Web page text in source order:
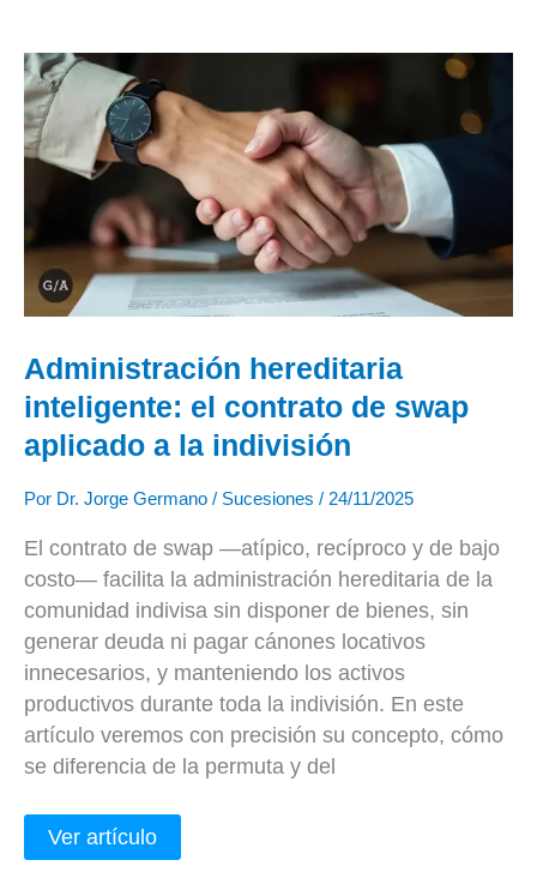
Administración hereditaria
inteligente: el contrato de swap
aplicado a la indivisión
Por Dr. Jorge Germano / Sucesiones / 24/11/2025
El contrato de swap —atípico, recíproco y de bajo
costo— facilita la administración hereditaria de la
comunidad indivisa sin disponer de bienes, sin
generar deuda ni pagar cánones locativos
innecesarios, y manteniendo los activos
productivos durante toda la indivisión. En este
artículo veremos con precisión su concepto, cómo
se diferencia de la permuta y del
Administración
hereditaria
inteligente:
el
contrato
de
aplicado
la
indivisión
Ver artículo